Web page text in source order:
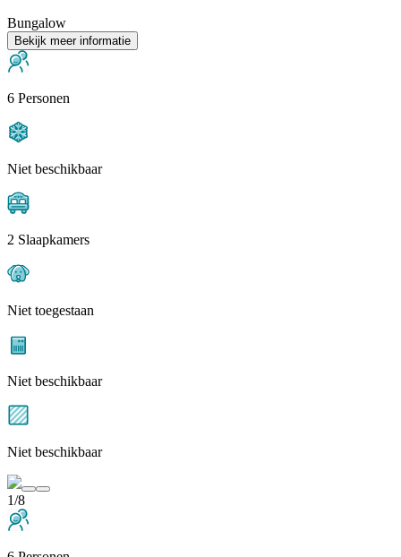
Bungalow
Bekijk meer informatie
6 Personen
Niet beschikbaar
2 Slaapkamers
Niet toegestaan
Niet beschikbaar
Niet beschikbaar
1/8